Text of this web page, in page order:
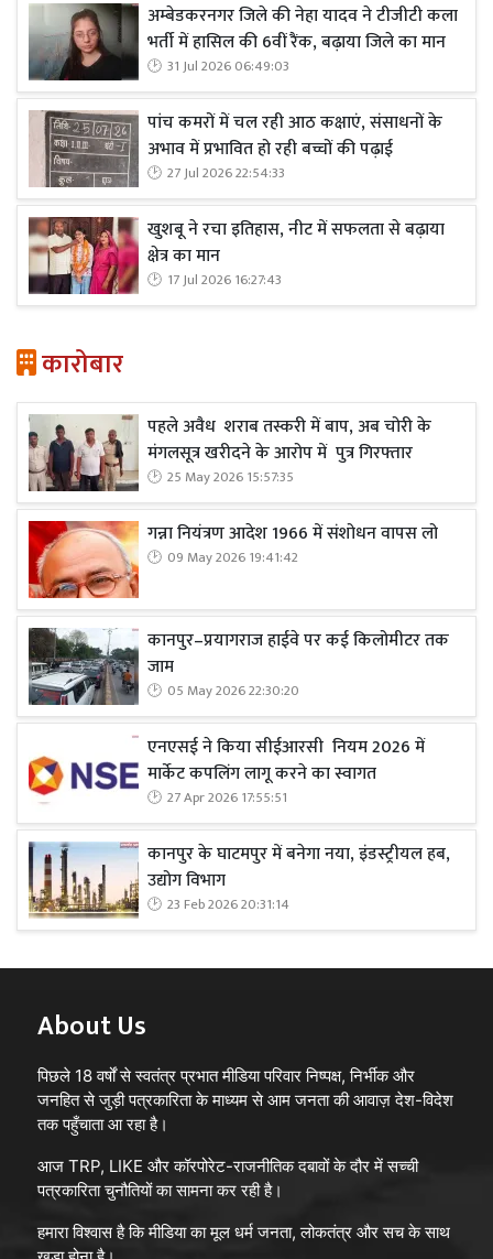
अम्बेडकरनगर जिले की नेहा यादव ने टीजीटी कला
भर्ती में हासिल की 6वीं रैंक, बढ़ाया जिले का मान
31 Jul 2026 06:49:03
पांच कमरों में चल रही आठ कक्षाएं, संसाधनों के
अभाव में प्रभावित हो रही बच्चों की पढ़ाई
27 Jul 2026 22:54:33
खुशबू ने रचा इतिहास, नीट में सफलता से बढ़ाया
क्षेत्र का मान
17 Jul 2026 16:27:43
कारोबार
पहले अवैध शराब तस्करी में बाप, अब चोरी के
मंगलसूत्र खरीदने के आरोप में पुत्र गिरफ्तार
25 May 2026 15:57:35
गन्ना नियंत्रण आदेश 1966 में संशोधन वापस लो
09 May 2026 19:41:42
कानपुर–प्रयागराज हाईवे पर कई किलोमीटर तक
जाम
05 May 2026 22:30:20
एनएसई ने किया सीईआरसी नियम 2026 में
मार्केट कपलिंग लागू करने का स्वागत
27 Apr 2026 17:55:51
कानपुर के घाटमपुर में बनेगा नया, इंडस्ट्रीयल हब,
उद्योग विभाग
23 Feb 2026 20:31:14
About Us
पिछले 18 वर्षों से स्वतंत्र प्रभात मीडिया परिवार निष्पक्ष, निर्भीक और
जनहित से जुड़ी पत्रकारिता के माध्यम से आम जनता की आवाज़ देश-विदेश
तक पहुँचाता आ रहा है।
आज TRP, LIKE और कॉरपोरेट-राजनीतिक दबावों के दौर में सच्ची
पत्रकारिता चुनौतियों का सामना कर रही है।
हमारा विश्वास है कि मीडिया का मूल धर्म जनता, लोकतंत्र और सच के साथ